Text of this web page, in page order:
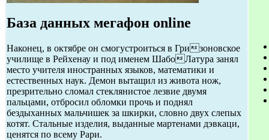
База данных мегафон online
Наконец, в октябре он смогустроиться в Гризоновское
училище в Рейхенау и под именем ШабоЛатура занял
место учителя иностранных языков, математики и
естественных наук. Демон вытащил из живота нож,
презрительно сломал стеклянистое лезвие двумя
пальцами, отбросил обломки прочь и поднял
бездыханных мальчишек за шкирки, словно двух слепых
котят. Стальные изделия, выданные мартенами дэвкаци,
ценятся по всему Рари.